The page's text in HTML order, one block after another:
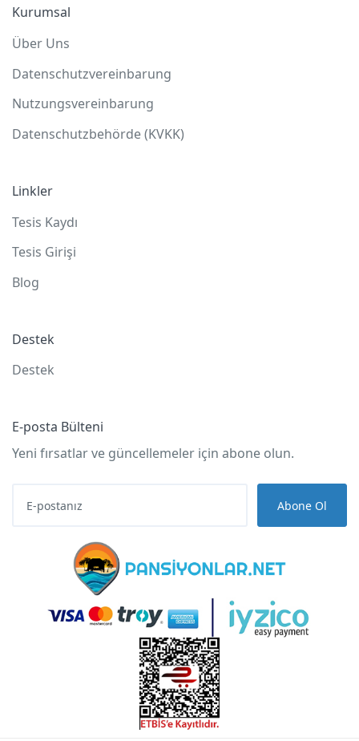
Kurumsal
Über Uns
Datenschutzvereinbarung
Nutzungsvereinbarung
Datenschutzbehörde (KVKK)
Linkler
Tesis Kaydı
Tesis Girişi
Blog
Destek
Destek
E-posta Bülteni
Yeni fırsatlar ve güncellemeler için abone olun.
Abone Ol